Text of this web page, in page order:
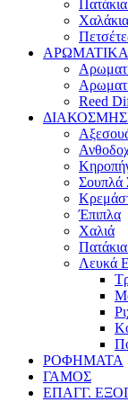
Reed
Σουπλά
Έπιπλα
Χαλιά
Λευκά
ΡΟΦΗΜΑΤΑ
ΓΑΜΟΣ
ΕΠΑΓΓ.